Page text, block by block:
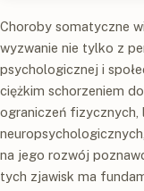
Choroby somatyczne
wyzwanie nie tylko z
psychologicznej i
ciężkim schorzeniem
ograniczeń fizycznych,
na jego rozwój
tych zjawisk ma